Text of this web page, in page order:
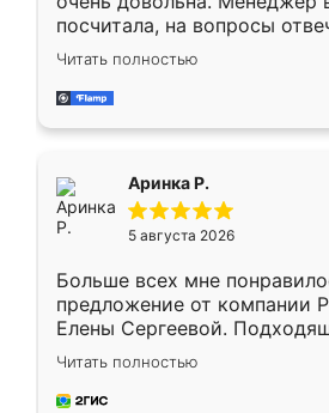
посчитала, на вопросы
Замерщик приехал в
делу со всей
за день, ребята работали
Читать полностью
Аринка Р.
5 августа 2026
Больше всех мне
предложение от компании
Елены Сергеевой.
короткие сроки
для замера сотрудник
предложил по моему эскизу
Читать полностью